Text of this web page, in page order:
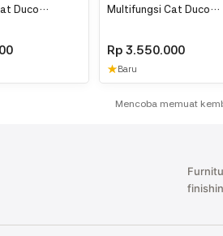
Duco
Multifungsi Cat Duco
Rp3.550.000
★ Baru
Memuat produk